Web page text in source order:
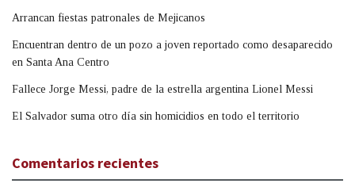
Arrancan fiestas patronales de Mejicanos
Encuentran dentro de un pozo a joven reportado como desaparecido
en Santa Ana Centro
Fallece Jorge Messi, padre de la estrella argentina Lionel Messi
El Salvador suma otro día sin homicidios en todo el territorio
Comentarios recientes